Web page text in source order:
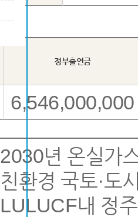
정부출연금
6,546,000,000
2030년 온실가
친환경 국토·도
LULUCF내 정